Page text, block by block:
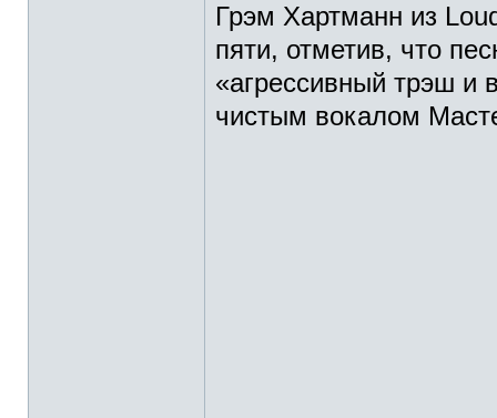
Грэм Хартманн из
пяти, отметив, что
«агрессивный трэш и
чистым вокалом